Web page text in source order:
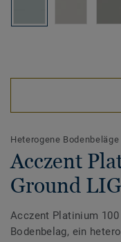
Heterogene Bodenbeläge
Acczent
Ground
Acczent Platinium
Bodenbelag, ein